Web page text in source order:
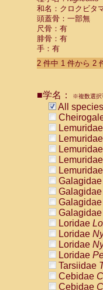
Cebidae
Cebidae
Cebidae
Cebidae
Atelidae
Atelidae
Atelidae
Atelidae
Atelidae
Atelidae
Atelidae
Atelidae
Atelidae
和名：クロクビタ
頭蓋骨：一部無
尺骨：有
腓骨：有
手：有
2 件中 1 件から 2
■学名： ※複数選択
All species
Lemuridae
Lemuridae
Lemuridae
Lemuridae
Lemuridae
Galagidae
Galagidae
Galagidae
Galagidae
Loridae
Loridae
Loridae
Loridae
Tarsiidae
Cebidae
Cebidae